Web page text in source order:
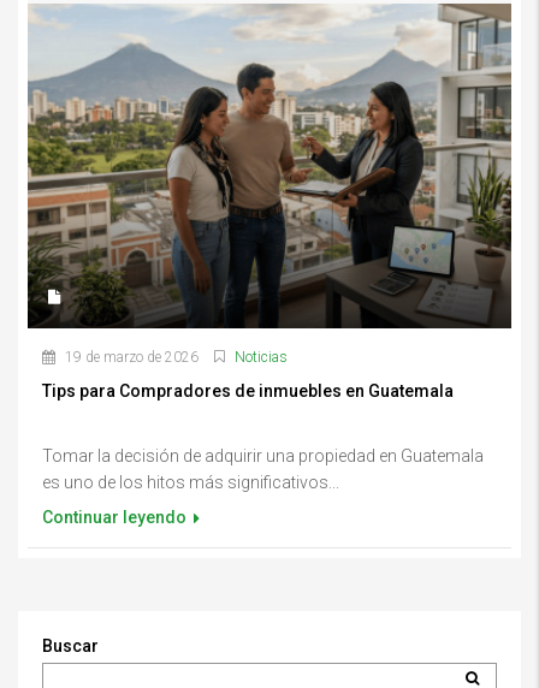
19 de marzo de 2026 Noticias
Tips para Compradores de inmuebles en Guatemala
Tomar la decisión de adquirir una propiedad en Guatemala
es uno de los hitos más significativos...
Continuar leyendo
Buscar